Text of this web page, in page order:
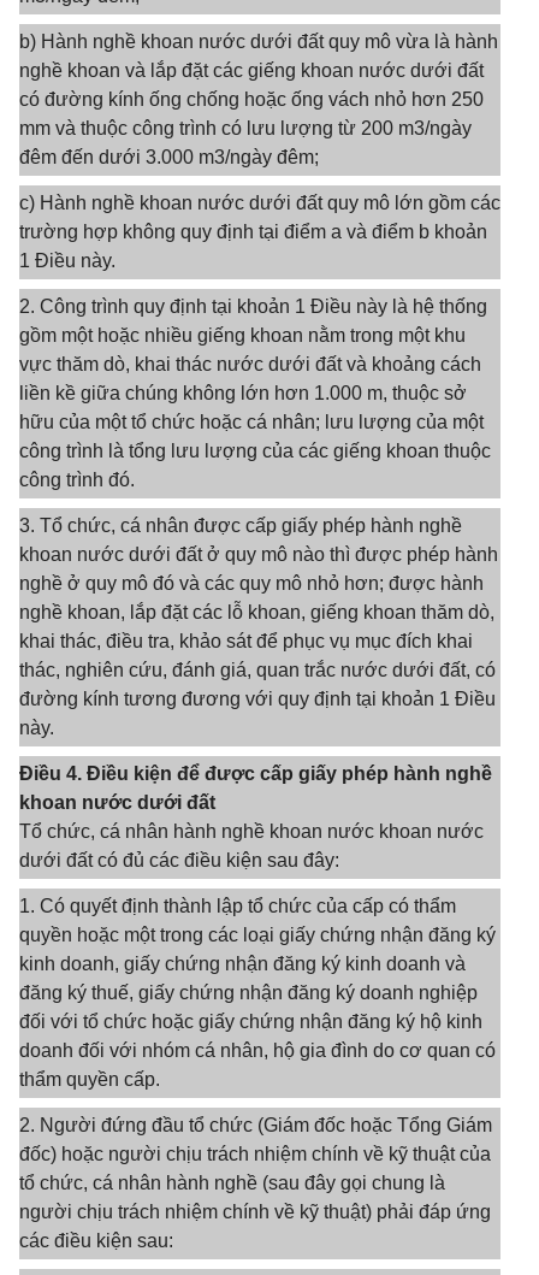
b) Hành nghề khoan nước dưới đất quy mô vừa là hành
nghề khoan và lắp đặt các giếng khoan nước dưới đất
có đường kính ống chống hoặc ống vách nhỏ hơn 250
mm và thuộc công trình có lưu lượng từ 200 m3/ngày
đêm đến dưới 3.000 m3/ngày đêm;
c) Hành nghề khoan nước dưới đất quy mô lớn gồm các
trường hợp không quy định tại điểm a và điểm b khoản
1 Điều này.
2. Công trình quy định tại khoản 1 Điều này là hệ thống
gồm một hoặc nhiều giếng khoan nằm trong một khu
vực thăm dò, khai thác nước dưới đất và khoảng cách
liền kề giữa chúng không lớn hơn 1.000 m, thuộc sở
hữu của một tổ chức hoặc cá nhân; lưu lượng của một
công trình là tổng lưu lượng của các giếng khoan thuộc
công trình đó.
3. Tổ chức, cá nhân được cấp giấy phép hành nghề
khoan nước dưới đất ở quy mô nào thì được phép hành
nghề ở quy mô đó và các quy mô nhỏ hơn; được hành
nghề khoan, lắp đặt các lỗ khoan, giếng khoan thăm dò,
khai thác, điều tra, khảo sát để phục vụ mục đích khai
thác, nghiên cứu, đánh giá, quan trắc nước dưới đất, có
đường kính tương đương với quy định tại khoản 1 Điều
này.
Điều 4. Điều kiện để được cấp giấy phép hành nghề
khoan nước dưới đất
Tổ chức, cá nhân hành nghề khoan nước khoan nước
dưới đất có đủ các điều kiện sau đây:
1. Có quyết định thành lập tổ chức của cấp có thẩm
quyền hoặc một trong các loại giấy chứng nhận đăng ký
kinh doanh, giấy chứng nhận đăng ký kinh doanh và
đăng ký thuế, giấy chứng nhận đăng ký doanh nghiệp
đối với tổ chức hoặc giấy chứng nhận đăng ký hộ kinh
doanh đối với nhóm cá nhân, hộ gia đình do cơ quan có
thẩm quyền cấp.
2. Người đứng đầu tổ chức (Giám đốc hoặc Tổng Giám
đốc) hoặc người chịu trách nhiệm chính về kỹ thuật của
tổ chức, cá nhân hành nghề (sau đây gọi chung là
người chịu trách nhiệm chính về kỹ thuật) phải đáp ứng
các điều kiện sau: